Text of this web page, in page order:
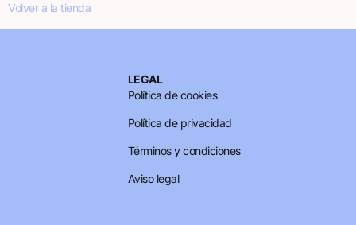
Volver a la tienda
LEGAL
Política de cookies
Política de privacidad
Términos y condiciones
Aviso legal